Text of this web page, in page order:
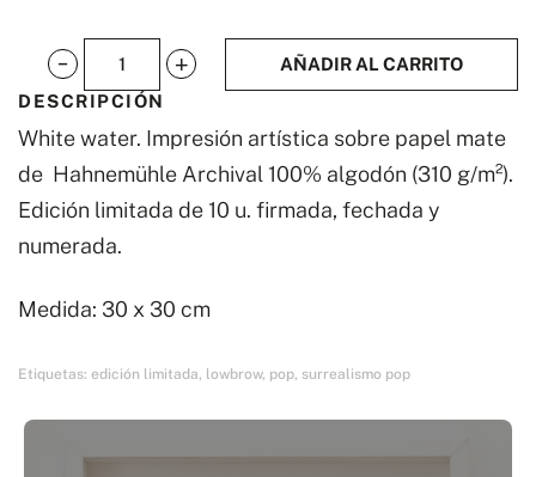
White
water
cantidad
AÑADIR AL CARRITO
DESCRIPCIÓN
White water. Impresión artística sobre papel mate
de Hahnemühle Archival 100% algodón (310 g/m²).
Edición limitada de 10 u. firmada, fechada y
numerada.
Medida: 30 x 30 cm
Etiquetas: edición limitada, lowbrow, pop, surrealismo pop